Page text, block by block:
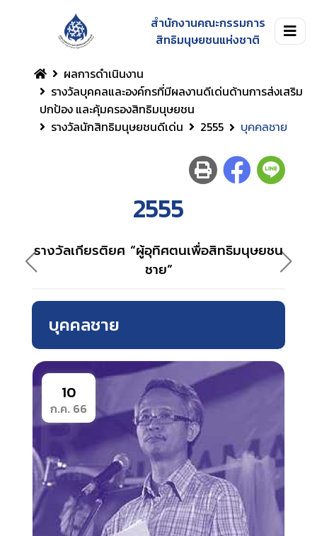
สำนักงานคณะกรรมการ
สิทธิมนุษยชนแห่งชาติ
ผลการดำเนินงาน
รางวัลบุคคลและองค์กรที่มีผลงานดีเด่นด้านการส่งเสริม
ปกป้อง และคุ้มครองสิทธิมนุษยชน
รางวัลนักสิทธิมนุษยชนดีเด่น
2555 บุคคลชาย
2555
รางวัลเกียรติยศ “ผู้อุทิศตนเพื่อสิทธิมนุษยชน
ชาย”
บุคคลชาย
10
ก.ค. 66